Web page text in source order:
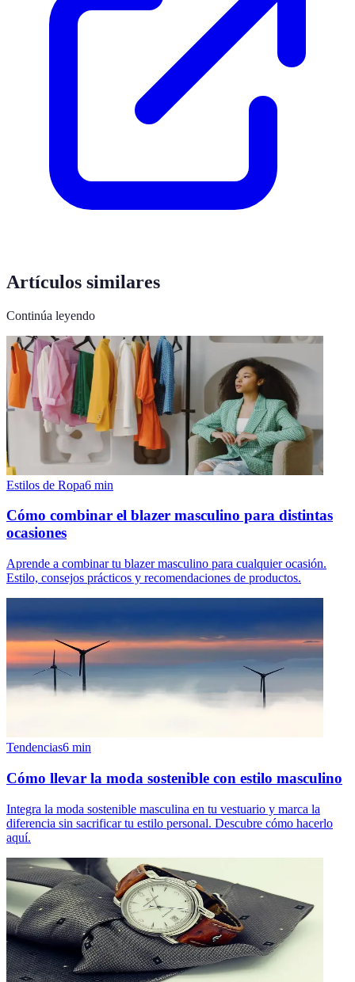
Artículos similares
Continúa leyendo
Estilos de Ropa6 min
Cómo combinar el blazer masculino para distintas
ocasiones
Aprende a combinar tu blazer masculino para cualquier ocasión.
Estilo, consejos prácticos y recomendaciones de productos.
Tendencias6 min
Cómo llevar la moda sostenible con estilo masculino
Integra la moda sostenible masculina en tu vestuario y marca la
diferencia sin sacrificar tu estilo personal. Descubre cómo hacerlo
aquí.